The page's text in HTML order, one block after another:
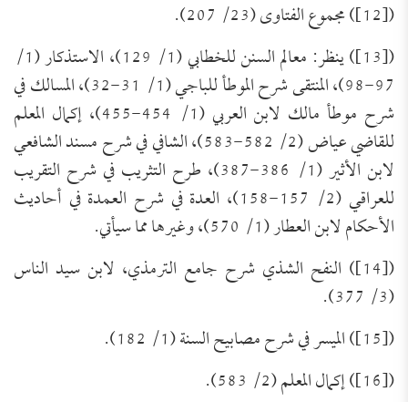
([12]) مجموع الفتاوى (23/ 207).
([13]) ينظر: معالم السنن للخطابي (1/ 129)، الاستذكار (1/
97-98)، المنتقى شرح الموطأ للباجي (1/ 31-32)، المسالك في
شرح موطأ مالك لابن العربي (1/ 454-455)، إكمال المعلم
للقاضي عياض (2/ 582-583)، الشافي في شرح مسند الشافعي
لابن الأثير (1/ 386-387)، طرح التثريب في شرح التقريب
للعراقي (2/ 157-158)، العدة في شرح العمدة في أحاديث
الأحكام لابن العطار (1/ 570)، وغيرها مما سيأتي.
([14]) النفح الشذي شرح جامع الترمذي، لابن سيد الناس
(3/ 377).
([15]) الميسر في شرح مصابيح السنة (1/ 182).
([16]) إكمال المعلم (2/ 583).